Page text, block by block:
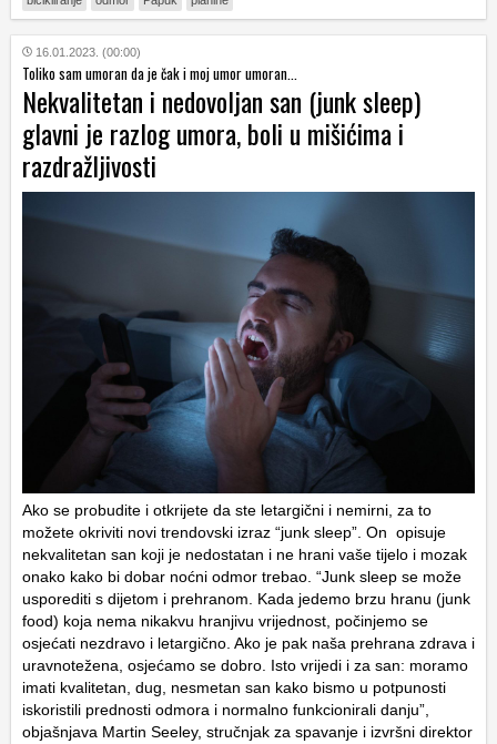
16.01.2023. (00:00)
Toliko sam umoran da je čak i moj umor umoran...
Nekvalitetan i nedovoljan san (junk sleep)
glavni je razlog umora, boli u mišićima i
razdražljivosti
Ako se probudite i otkrijete da ste letargični i nemirni, za to
možete okriviti novi trendovski izraz “junk sleep”. On opisuje
nekvalitetan san koji je nedostatan i ne hrani vaše tijelo i mozak
onako kako bi dobar noćni odmor trebao. “Junk sleep se može
usporediti s dijetom i prehranom. Kada jedemo brzu hranu (junk
food) koja nema nikakvu hranjivu vrijednost, počinjemo se
osjećati nezdravo i letargično. Ako je pak naša prehrana zdrava i
uravnotežena, osjećamo se dobro. Isto vrijedi i za san: moramo
imati kvalitetan, dug, nesmetan san kako bismo u potpunosti
iskoristili prednosti odmora i normalno funkcionirali danju”,
objašnjava Martin Seeley, stručnjak za spavanje i izvršni direktor